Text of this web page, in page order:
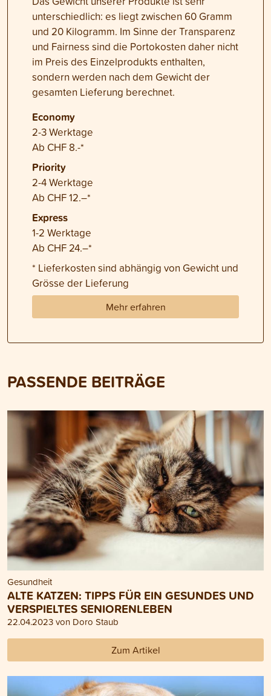
unterschiedlich: es liegt zwischen 60 Gramm
und 20 Kilogramm. Im Sinne der Transparenz
und Fairness sind die Portokosten daher nicht
im Preis des Einzelprodukts enthalten,
sondern werden nach dem Gewicht der
gesamten Lieferung berechnet.
Economy
2-3 Werktage
Ab CHF 8.-*
Priority
2-4 Werktage
Ab CHF 12.–*
Express
1-2 Werktage
Ab CHF 24.–*
* Lieferkosten sind abhängig von Gewicht und
Grösse der Lieferung
Mehr erfahren
PASSENDE BEITRÄGE
Gesundheit
ALTE KATZEN: TIPPS FÜR EIN GESUNDES UND
VERSPIELTES SENIORENLEBEN
22.04.2023 von Doro Staub
Zum Artikel